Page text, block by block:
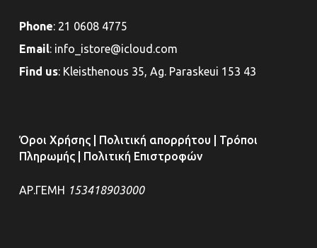
Phone: 21 0608 4775
Email: info_istore@icloud.com
Find us: Kleisthenous 35, Ag. Paraskeui 153 43
Όροι Χρήσης| Πολιτική απορρήτου
Τρόποι
Πληρωμής| Πολιτική Επιστροφών
ΑΡ.ΓΕΜΗ 153418903000